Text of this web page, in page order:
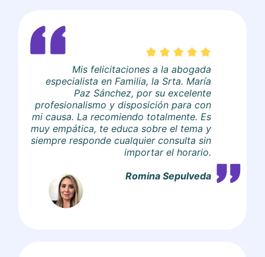
Mis felicitaciones a la abogada
especialista en Familia, la Srta. María
Paz Sánchez, por su excelente
profesionalismo y disposición para con
mi causa. La recomiendo totalmente. Es
muy empática, te educa sobre el tema y
siempre responde cualquier consulta sin
importar el horario.
Romina Sepulveda